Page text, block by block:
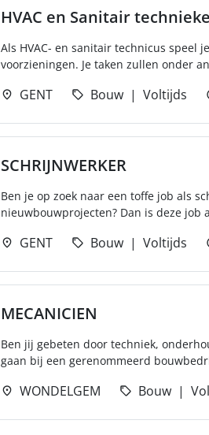
HVAC en Sanitair
Als HVAC- en sanitair technicus speel
voorzieningen. Je taken zullen onder
GENT Bouw Voltijds
SCHRIJNWERKER
Ben je op zoek naar een toffe job als
nieuwbouwprojecten? Dan is deze job
GENT Bouw Voltijds
MECANICIEN
Ben jij gebeten door techniek,
gaan bij een gerenommeerd
WONDELGEM Bouw